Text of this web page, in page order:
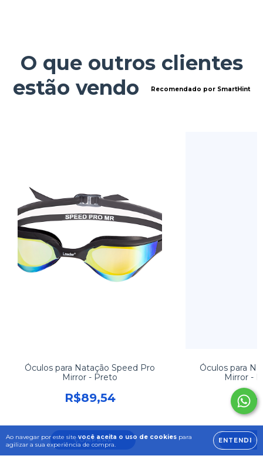
Ao navegar por este site você aceita o uso de cookies para
agilizar a sua experiência de compra.
ENTENDI
O que outros clientes
estão vendo
Recomendado por SmartHint
Óculos para Natação Speed Pro
Mirror - Preto
R$89,54
COMPRAR
Óculos para
Mirror -